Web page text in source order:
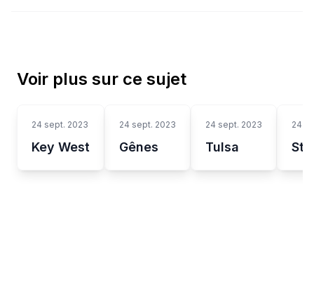
Voir plus sur ce sujet
24 sept. 2023
Key West
24 sept. 2023
Gênes
24 sept. 2023
Tulsa
24